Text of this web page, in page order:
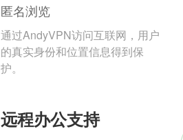
匿名浏览
通过AndyVPN访问互联网，用户
的真实身份和位置信息得到保
护。
远程办公支持